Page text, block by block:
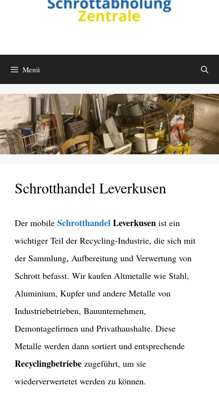
Menü
Schrotthandel Leverkusen
Der mobile SchrotthandelLeverkusen ist ein
wichtiger Teil der Recycling-Industrie, die sich mit
der Sammlung, Aufbereitung und Verwertung von
Schrott befasst. Wir kaufen Altmetalle wie Stahl,
Aluminium, Kupfer und andere Metalle von
Industriebetrieben, Bauunternehmen,
Demontagefirmen und Privathaushalte. Diese
Metalle werden dann sortiert und entsprechende
Recyclingbetriebe zugeführt, um sie
wiederverwertetet werden zu können.